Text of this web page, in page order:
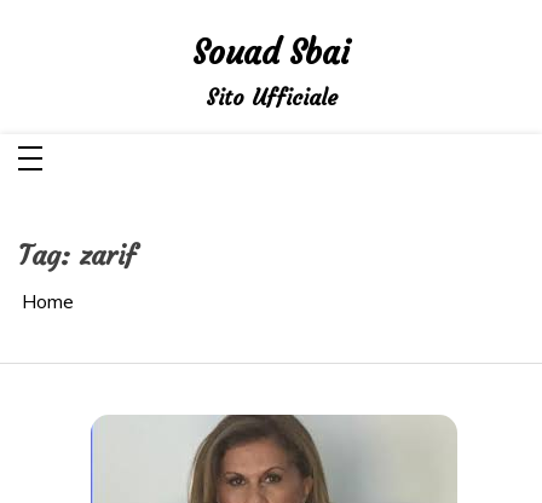
Souad Sbai
Sito Ufficiale
Tag: zarif
Home